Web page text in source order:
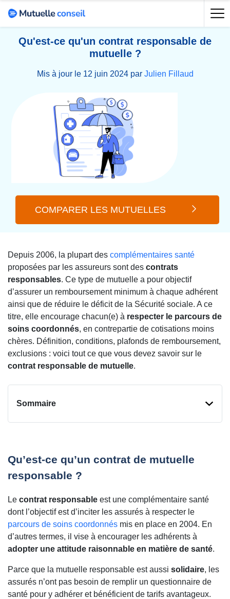
Qu'est-ce qu'un contrat responsable de
mutuelle ?
Mis à jour le 12 juin 2024 par Julien Fillaud
COMPARER LES MUTUELLES
Depuis 2006, la plupart des complémentaires santé
proposées par les assureurs sont des contrats
responsables. Ce type de mutuelle a pour objectif
d’assurer un remboursement minimum à chaque adhérent
ainsi que de réduire le déficit de la Sécurité sociale. A ce
titre, elle encourage chacun(e) à respecter le parcours de
soins coordonnés, en contrepartie de cotisations moins
chères. Définition, conditions, plafonds de remboursement,
exclusions : voici tout ce que vous devez savoir sur le
contrat responsable de mutuelle.
Sommaire
Qu’est-ce qu’un contrat de mutuelle
responsable ?
Le contrat responsable est une complémentaire santé
dont l’objectif est d’inciter les assurés à respecter le
parcours de soins coordonnés mis en place en 2004. En
d’autres termes, il vise à encourager les adhérents à
adopter une attitude raisonnable en matière de santé.
Parce que la mutuelle responsable est aussi solidaire, les
assurés n’ont pas besoin de remplir un questionnaire de
santé pour y adhérer et bénéficient de tarifs avantageux.